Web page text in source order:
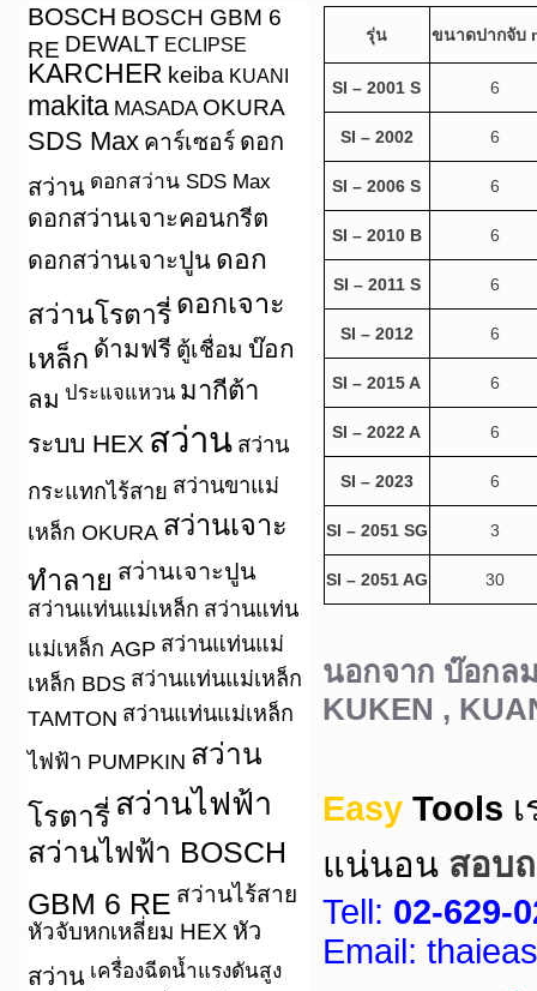
BOSCH BOSCH GBM 6
RE DEWALT ECLIPSE
KARCHER keiba KUANI
makita MASADA OKURA
SDS Max คาร์เซอร์ ดอก
สว่าน ดอกสว่าน SDS Max
ดอกสว่านเจาะคอนกรีต
ดอกสว่านเจาะปูน ดอก
สว่านโรตารี่ ดอกเจาะ
เหล็ก ด้ามฟรี ตู้เชื่อม บ๊อก
ลม ประแจแหวน มากีต้า
ระบบ HEX สว่าน สว่าน
กระแทกไร้สาย สว่านขาแม่
เหล็ก OKURA สว่านเจาะ
ทำลาย สว่านเจาะปูน
สว่านแท่นแม่เหล็ก สว่านแท่น
แม่เหล็ก AGP สว่านแท่นแม่
เหล็ก BDS สว่านแท่นแม่เหล็ก
TAMTON สว่านแท่นแม่เหล็ก
ไฟฟ้า PUMPKIN สว่าน
โรตารี่ สว่านไฟฟ้า
สว่านไฟฟ้า BOSCH
GBM 6 RE สว่านไร้สาย
หัวจับหกเหลี่ยม HEX หัว
สว่าน เครื่องฉีดน้ำแรงดันสูง
รุ่น ขนาดปากจับ
SI – 2001 S 6
SI – 2002 6
SI – 2006 S 6
SI – 2010 B 6
SI – 2011 S 6
SI – 2012 6
SI – 2015 A 6
SI – 2022 A 6
SI – 2023 6
SI – 2051 SG 3
SI – 2051 AG 30
นอกจาก บ๊อกล
KUKEN ,
Easy Tools
แน่นอน สอบ
Tell: 02-629-
Email: